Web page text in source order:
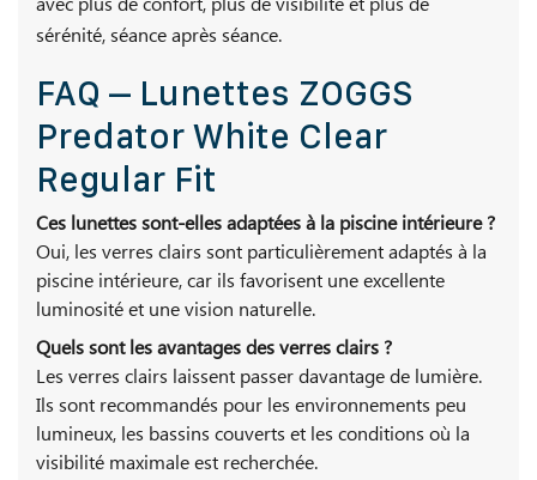
sérénité, séance après séance.
FAQ – Lunettes ZOGGS
Predator White Clear
Regular Fit
Ces lunettes sont-elles adaptées à la piscine intérieure ?
Oui, les verres clairs sont particulièrement adaptés à la
piscine intérieure, car ils favorisent une excellente
luminosité et une vision naturelle.
Quels sont les avantages des verres clairs ?
Les verres clairs laissent passer davantage de lumière.
Ils sont recommandés pour les environnements peu
lumineux, les bassins couverts et les conditions où la
visibilité maximale est recherchée.